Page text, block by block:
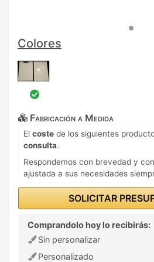
Colores
Fabricación a Medida
El coste de los siguientes
consulta.
Respondemos con brevedad y
ajustada a sus necesidades
SOLICITAR
Comprandolo hoy lo recibirás:
Sin personalizar
Personalizado